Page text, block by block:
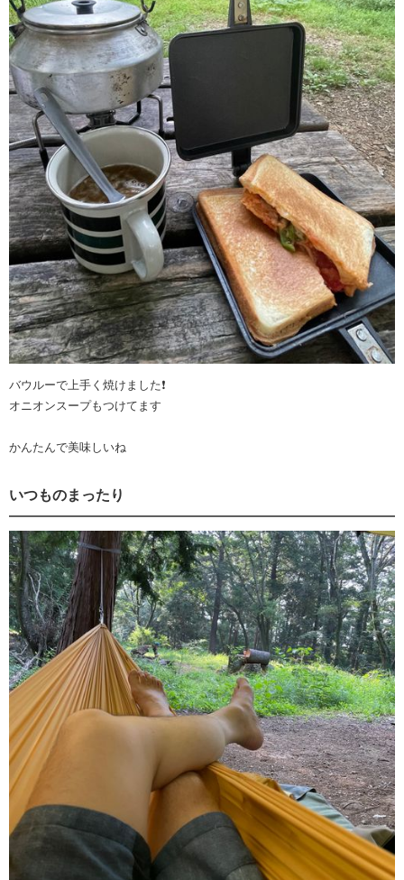
バウルーで上手く焼けました❗️
オニオンスープもつけてます
かんたんで美味しいね
いつものまったり